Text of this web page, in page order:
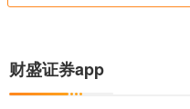
财盛证券app